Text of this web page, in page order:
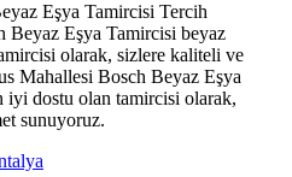
Eşya Tamircisi Tercih
Eşya Tamircisi beyaz
olarak, sizlere kaliteli ve
Mahallesi Bosch Beyaz Eşya
iyi dostu olan tamircisi olarak,
sunuyoruz.